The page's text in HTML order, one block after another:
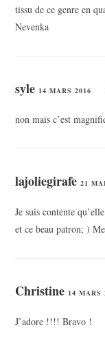
tissu de ce genre en
Nevenka
syle 14 MARS 2016
non mais c’est
lajoliegirafe 21
Je suis contente
et ce beau patron; )
Christine 14 MARS
J’adore !!!! Bravo !